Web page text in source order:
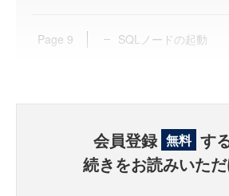
Page 9 SQLノードの起動
会員登録 無料 す
続きをお読みいた